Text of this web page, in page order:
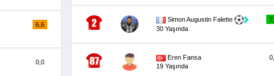
6,6
0,0
Simon Augustin Falette
30 Yaşında
Eren Fansa
19 Yaşında